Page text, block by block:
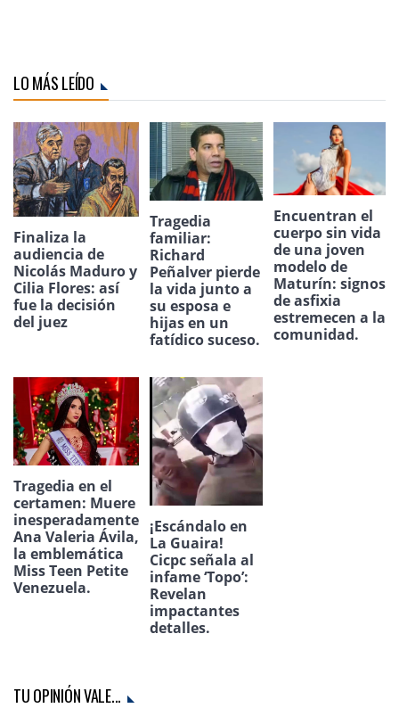
LO MÁS LEÍDO
Finaliza la
audiencia de
Nicolás Maduro y
Cilia Flores: así
fue la decisión
del juez
Tragedia
familiar:
Richard
Peñalver pierde
la vida junto a
su esposa e
hijas en un
fatídico suceso.
Encuentran el
cuerpo sin vida
de una joven
modelo de
Maturín: signos
de asfixia
estremecen a la
comunidad.
Tragedia en el
certamen: Muere
inesperadamente
Ana Valeria Ávila,
la emblemática
Miss Teen Petite
Venezuela.
¡Escándalo en
La Guaira!
Cicpc señala al
infame ‘Topo’:
Revelan
impactantes
detalles.
TU OPINIÓN VALE...